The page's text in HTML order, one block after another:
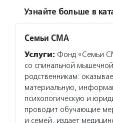
Узнайте больше в
Семьи СМА
Услуги: Фонд «Семьи
со спинальной
родственникам:
материальную,
психологическую и
проводит обучающие
и семей, издает